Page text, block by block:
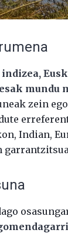
mundu
zein
Indian,